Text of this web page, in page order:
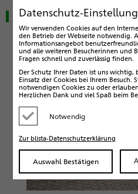
Abschlussfeier an der CSS
Datenschutz-
Wir verwenden Cookies auf den
den Betrieb der Webseite notwendig.
Informationsangebot
und alle weiteren Besucherinnen und
Fragen schnell und zuverlässig finden.
Der Schutz Ihrer Daten ist uns wichtig,
Einsatz der Cookies bei Ihrem Besuch.
notwendigen Cookies zu oder
Herzlichen Dank und viel Spaß beim
Notwendig
Zur blista-Datenschutzerklärung
Auswahl Bestätigen